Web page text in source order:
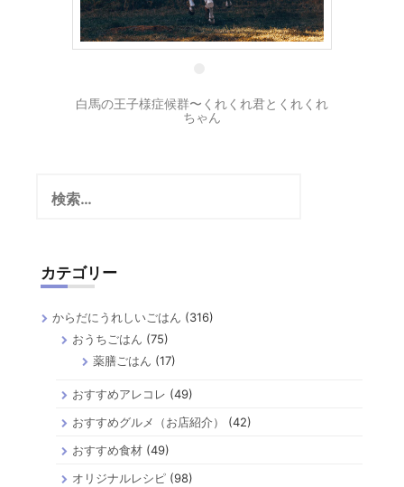
2 10月
白馬の王子様症候群〜くれくれ君とくれくれ
ちゃん
カテゴリー
からだにうれしいごはん (316)
おうちごはん (75)
薬膳ごはん (17)
おすすめアレコレ (49)
おすすめグルメ（お店紹介）
(42)
おすすめ食材 (49)
オリジナルレシピ (98)